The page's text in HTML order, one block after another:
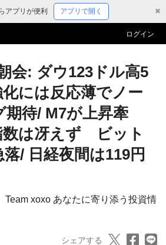
アプリが便利 アプリで開く ✖
ログイン
会: ダウ123ドル高5
には反応薄でノー
期待/ M7が上昇牽
は冴えず ビット
/ 日経夜間は119円
xoxo あなたに寄り添う投資情
シェアする